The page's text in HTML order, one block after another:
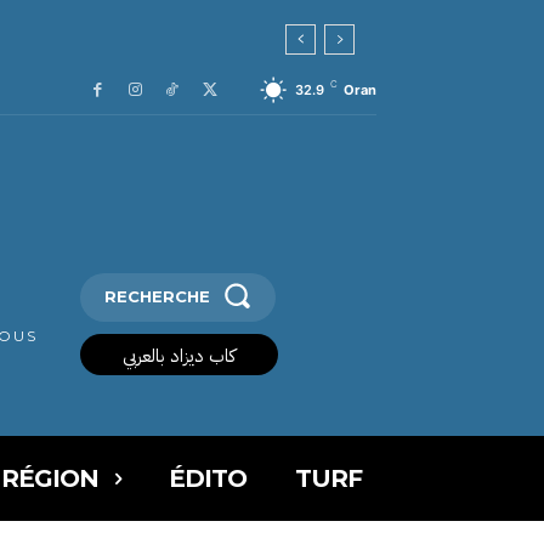
32.9 C Oran
RECHERCHE
كاب ديزاد بالعربي
ÉDITO TURF